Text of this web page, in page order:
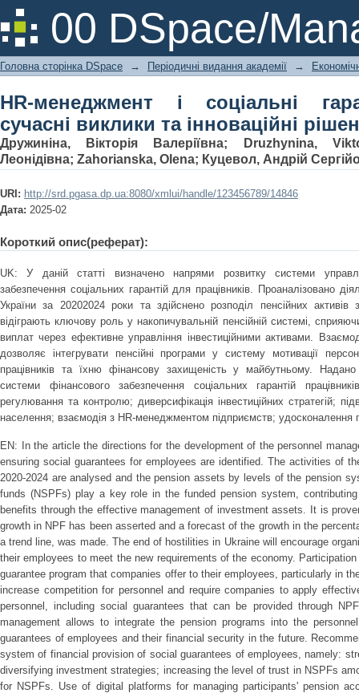
00 DSpace/
HR-менеджмент і соціальні
інноваційні рішення
Головна сторінка DSpace → Періодичні видання академії →
HR-менеджмент і соціальні
сучасні виклики та інноваційні
Дружиніна, Вікторія Валеріївна;
Druzhynina,
Леонідівна; Zahorianska, Olena; Куцевол, Андрій
URI: http://srd.pgasa.dp.ua:8080/xmlui/handle/123456789/14846
Дата: 2025-02
Короткий опис(реферат):
UK: У даній статті визначено напрями розвитку системи
забезпечення соціальних гарантій для працівників. Проаналізовано
України за 20202024 роки та здійснено розподіл пенсійних
відіграють ключову роль у накопичувальній пенсійній системі,
виплат через ефективне управління інвестиційними активами.
дозволяє інтегрувати пенсійні програми у систему мотивації
працівників та їхню фінансову захищеність у майбутньому.
системи фінансового забезпечення соціальних гарантій
регулювання та контролю; диверсифікація інвестиційних стратегій;
населення; взаємодія з HR-менеджментом підприємств;
EN: In the article the directions for the development of the personnel
ensuring social guarantees for employees are identified. The activities of
2020-2024 are analysed and the pension assets by levels of the pension
funds (NSPFs) play a key role in the funded pension system,
benefits through the effective management of investment assets. It is
growth in NPF has been asserted and a forecast of the growth in the
a trend line, was made. The end of hostilities in Ukraine will encourage
their employees to meet the new requirements of the economy.
guarantee program that companies offer to their employees, particularly in
increase competition for personnel and require companies to apply
personnel, including social guarantees that can be provided through
management allows to integrate the pension programs into the
guarantees of employees and their financial security in the future.
system of financial provision of social guarantees of employees, namely:
diversifying investment strategies; increasing the level of trust in NSPFs
for NSPFs. Use of digital platforms for managing participants' pension